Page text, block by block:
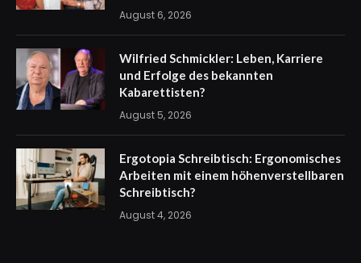
August 6, 2026
Wilfried Schmickler: Leben, Karriere
und Erfolge des bekannten
Kabarettisten?
August 5, 2026
Ergotopia Schreibtisch: Ergonomisches
Arbeiten mit einem höhenverstellbaren
Schreibtisch?
August 4, 2026